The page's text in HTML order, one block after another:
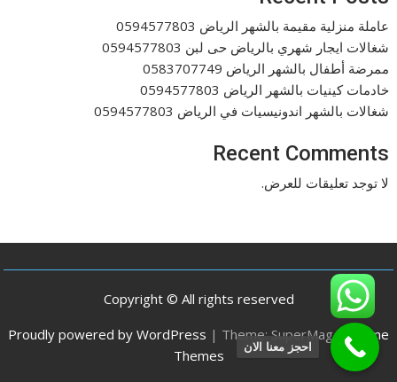
عاملة منزلية مقيمة بالشهر الرياض 0594577803
شغالات ايجار شهري بالرياض حى لبن 0594577803
ممرضة أطفال بالشهر الرياض 0583707749
خادمات كينيات بالشهر الرياض 0594577803
شغالات بالشهر اندونيسيات في الرياض 0594577803
Recent Comments
لا توجد تعليقات للعرض.
Copyright © All rights reserved
Proudly powered by WordPress | Theme: SuperMag by
Acme
Themes
احجز معنا الان